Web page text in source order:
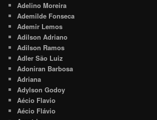
Adelino Moreira
Ademilde Fonseca
Ademir Lemos
Adilson Adriano
Adilson Ramos
Adler São Luiz
Adoniran Barbosa
Adriana
Adylson Godoy
Aécio Flavio
Aécio Flávio